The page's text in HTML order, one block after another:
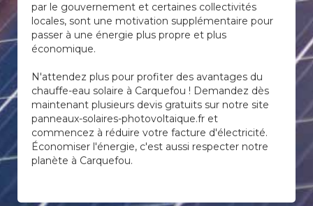
par le gouvernement et certaines collectivités
locales, sont une motivation supplémentaire pour
passer à une énergie plus propre et plus
économique.
N'attendez plus pour profiter des avantages du
chauffe-eau solaire à Carquefou ! Demandez dès
maintenant plusieurs devis gratuits sur notre site
panneaux-solaires-photovoltaique.fr et
commencez à réduire votre facture d'électricité.
Économiser l'énergie, c'est aussi respecter notre
planète à Carquefou.